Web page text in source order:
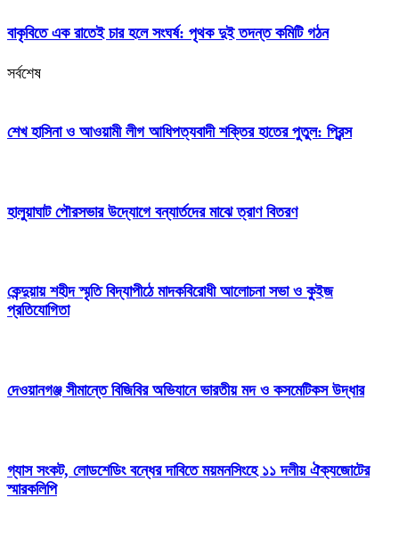
বাকৃবিতে এক রাতেই চার হলে সংঘর্ষ: পৃথক দুই তদন্ত কমিটি গঠন
সর্বশেষ
শেখ হাসিনা ও আওয়ামী লীগ আধিপত্যবাদী শক্তির হাতের পুতুল: প্রিন্স
হালুয়াঘাট পৌরসভার উদ্যোগে বন্যার্তদের মাঝে ত্রাণ বিতরণ
কেন্দুয়ায় শহীদ স্মৃতি বিদ্যাপীঠে মাদকবিরোধী আলোচনা সভা ও কুইজ
প্রতিযোগিতা
দেওয়ানগঞ্জ সীমান্তে বিজিবির অভিযানে ভারতীয় মদ ও কসমেটিকস উদ্ধার
গ্যাস সংকট, লোডশেডিং বন্ধের দাবিতে ময়মনসিংহে ১১ দলীয় ঐক্যজোটের
স্মারকলিপি